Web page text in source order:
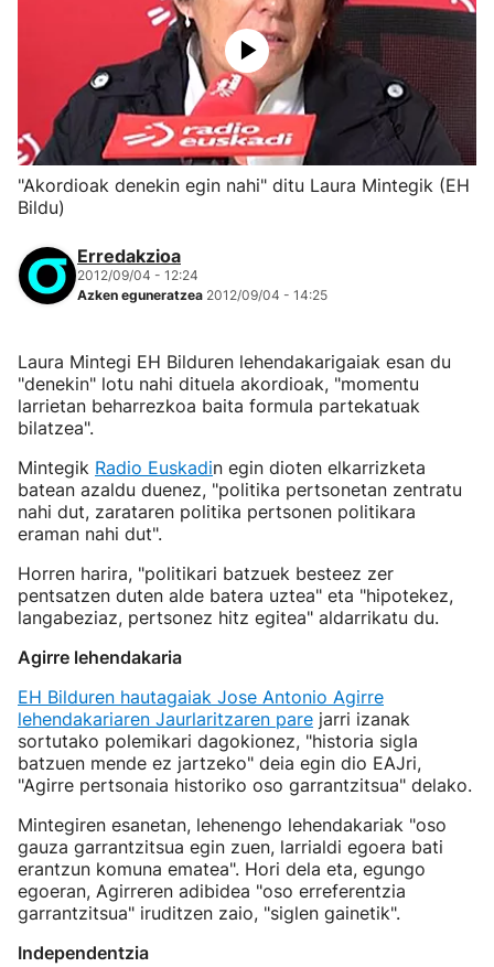
"Akordioak denekin egin nahi" ditu Laura Mintegik (EH
Bildu)
Erredakzioa
2012/09/04 - 12:24
Azken eguneratzea 2012/09/04 - 14:25
Laura Mintegi EH Bilduren lehendakarigaiak esan du
"denekin" lotu nahi dituela akordioak, "momentu
larrietan beharrezkoa baita formula partekatuak
bilatzea".
Mintegik Radio Euskadin egin dioten elkarrizketa
batean azaldu duenez, "politika pertsonetan zentratu
nahi dut, zarataren politika pertsonen politikara
eraman nahi dut".
Horren harira, "politikari batzuek besteez zer
pentsatzen duten alde batera uztea" eta "hipotekez,
langabeziaz, pertsonez hitz egitea" aldarrikatu du.
Agirre lehendakaria
EH Bilduren hautagaiak Jose Antonio Agirre
lehendakariaren Jaurlaritzaren pare jarri izanak
sortutako polemikari dagokionez, "historia sigla
batzuen mende ez jartzeko" deia egin dio EAJri,
"Agirre pertsonaia historiko oso garrantzitsua" delako.
Mintegiren esanetan, lehenengo lehendakariak "oso
gauza garrantzitsua egin zuen, larrialdi egoera bati
erantzun komuna ematea". Hori dela eta, egungo
egoeran, Agirreren adibidea "oso erreferentzia
garrantzitsua" iruditzen zaio, "siglen gainetik".
Independentzia